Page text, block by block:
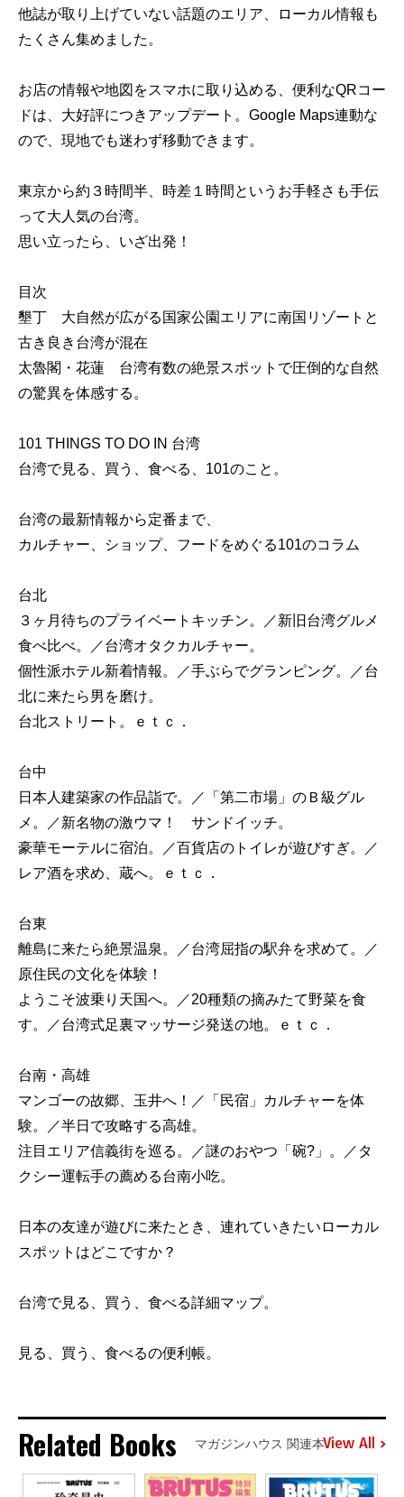
他誌が取り上げていない話題のエリア、ローカル情報も
たくさん集めました。
お店の情報や地図をスマホに取り込める、便利なQRコー
ドは、大好評につきアップデート。Google Maps連動な
ので、現地でも迷わず移動できます。
東京から約３時間半、時差１時間というお手軽さも手伝
って大人気の台湾。
思い立ったら、いざ出発！
目次
墾丁 大自然が広がる国家公園エリアに南国リゾートと
古き良き台湾が混在
太魯閣・花蓮 台湾有数の絶景スポットで圧倒的な自然
の驚異を体感する。
101 THINGS TO DO IN 台湾
台湾で見る、買う、食べる、101のこと。
台湾の最新情報から定番まで、
カルチャー、ショップ、フードをめぐる101のコラム
台北
３ヶ月待ちのプライベートキッチン。／新旧台湾グルメ
食べ比べ。／台湾オタクカルチャー。
個性派ホテル新着情報。／手ぶらでグランピング。／台
北に来たら男を磨け。
台北ストリート。ｅｔｃ．
台中
日本人建築家の作品詣で。／「第二市場」のＢ級グル
メ。／新名物の激ウマ！ サンドイッチ。
豪華モーテルに宿泊。／百貨店のトイレが遊びすぎ。／
レア酒を求め、蔵へ。ｅｔｃ．
台東
離島に来たら絶景温泉。／台湾屈指の駅弁を求めて。／
原住民の文化を体験！
ようこそ波乗り天国へ。／20種類の摘みたて野菜を食
す。／台湾式足裏マッサージ発送の地。ｅｔｃ．
台南・高雄
マンゴーの故郷、玉井へ！／「民宿」カルチャーを体
験。／半日で攻略する高雄。
注目エリア信義街を巡る。／謎のおやつ「碗?」。／タ
クシー運転手の薦める台南小吃。
日本の友達が遊びに来たとき、連れていきたいローカル
スポットはどこですか？
台湾で見る、買う、食べる詳細マップ。
見る、買う、食べるの便利帳。
Related Books マガジンハウス 関連本View All